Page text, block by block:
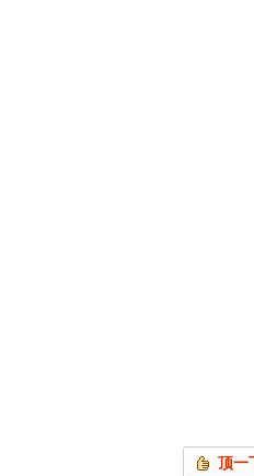
顶一